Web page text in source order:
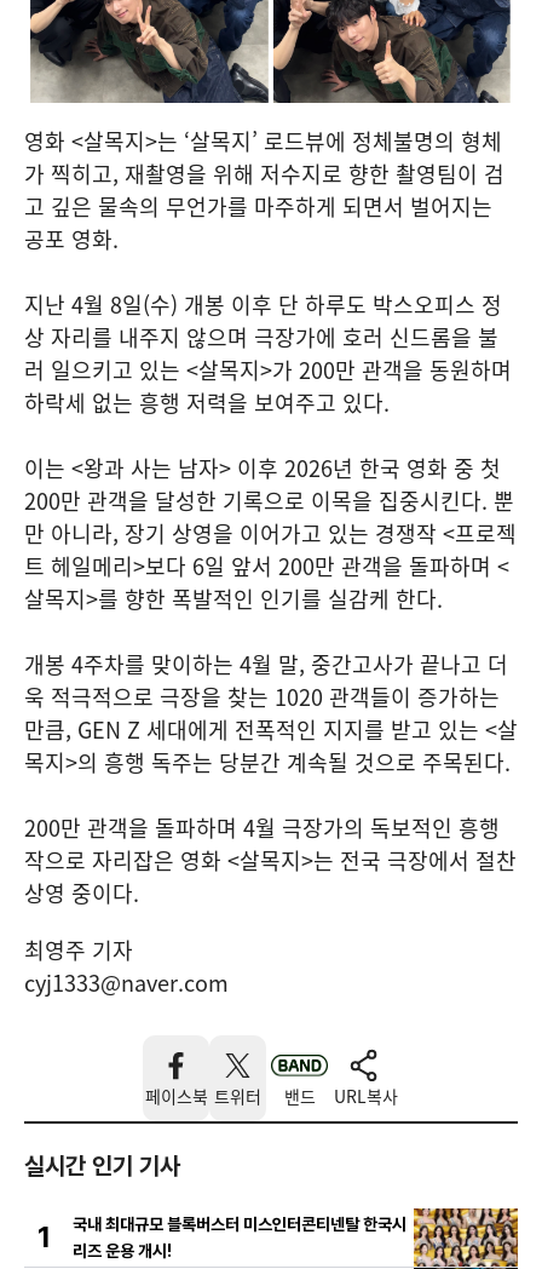
영화 <살목지>는 ‘살목지’ 로드뷰에 정체불명의 형체
가 찍히고, 재촬영을 위해 저수지로 향한 촬영팀이 검
고 깊은 물속의 무언가를 마주하게 되면서 벌어지는
공포 영화.
지난 4월 8일(수) 개봉 이후 단 하루도 박스오피스 정
상 자리를 내주지 않으며 극장가에 호러 신드롬을 불
러 일으키고 있는 <살목지>가 200만 관객을 동원하며
하락세 없는 흥행 저력을 보여주고 있다.
이는 <왕과 사는 남자> 이후 2026년 한국 영화 중 첫
200만 관객을 달성한 기록으로 이목을 집중시킨다. 뿐
만 아니라, 장기 상영을 이어가고 있는 경쟁작 <프로젝
트 헤일메리>보다 6일 앞서 200만 관객을 돌파하며 <
살목지>를 향한 폭발적인 인기를 실감케 한다.
개봉 4주차를 맞이하는 4월 말, 중간고사가 끝나고 더
욱 적극적으로 극장을 찾는 1020 관객들이 증가하는
만큼, GEN Z 세대에게 전폭적인 지지를 받고 있는 <살
목지>의 흥행 독주는 당분간 계속될 것으로 주목된다.
200만 관객을 돌파하며 4월 극장가의 독보적인 흥행
작으로 자리잡은 영화 <살목지>는 전국 극장에서 절찬
상영 중이다.
최영주 기자
cyj1333@naver.com
페이스북 트위터 밴드 URL복사
실시간 인기 기사
1
국내 최대규모 블록버스터 미스인터콘티넨탈 한국시
리즈 운용 개시!